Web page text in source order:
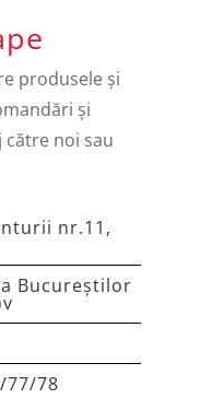
produsele și
și
noi sau
nr.11,
Bucureștilor
77/78